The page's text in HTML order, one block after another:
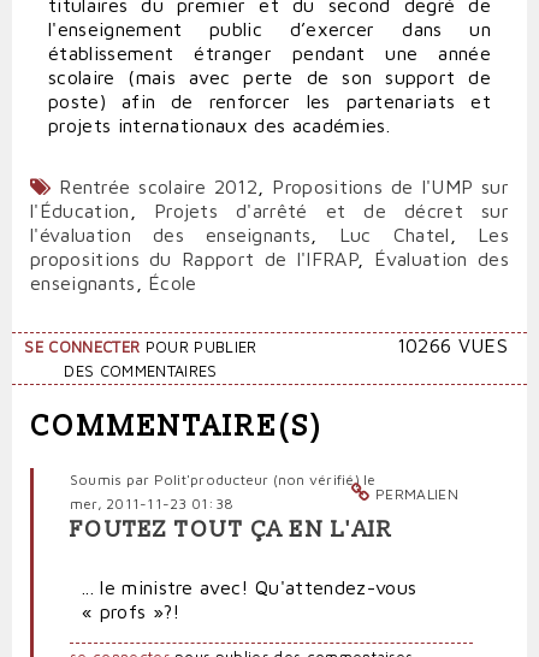
titulaires du premier et du second degré de
l'enseignement public d’exercer dans un
établissement étranger pendant une année
scolaire (mais avec perte de son support de
poste) afin de renforcer les partenariats et
projets internationaux des académies.
Rentrée scolaire 2012
Propositions de l'UMP sur
l'Éducation
Projets d'arrêté et de décret sur
l'évaluation des enseignants
Luc Chatel
Les
propositions du Rapport de l'IFRAP, Évaluation des
enseignants
École
SE CONNECTER POUR PUBLIER
DES COMMENTAIRES
10266 VUES
COMMENTAIRE(S)
PERMALIEN
Soumis par Polit'producteur (non vérifié)le
mer, 2011-11-23 01:38
FOUTEZ TOUT ÇA EN L'AIR
... le ministre avec! Qu'attendez-vous
« profs »?!